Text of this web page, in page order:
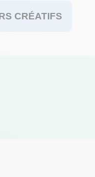
CRÉATIFS